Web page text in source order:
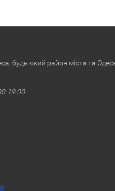
будь-який район міста та
19:00